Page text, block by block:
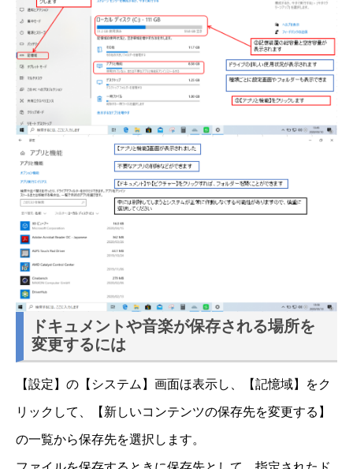
ドキュメントや音楽が保存される場所を
変更するには
【設定】の【システム】画面ほ表示し、【記憶域】をク
リックして、【新しいコンテンツの保存先を変更する】
の一覧から保存先を選択します。